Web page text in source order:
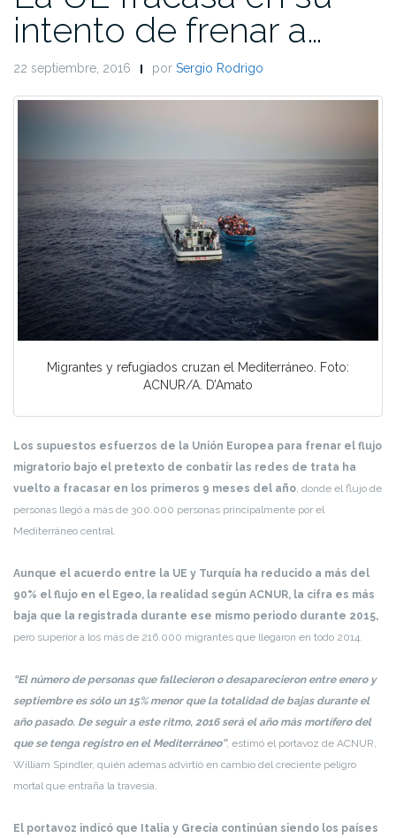
intento de frenar a…
22 septiembre, 2016 por Sergio Rodrigo
Migrantes y refugiados cruzan el Mediterráneo. Foto:
ACNUR/A. D’Amato
Los supuestos esfuerzos de la Unión Europea para frenar el flujo
migratorio bajo el pretexto de conbatir las redes de trata ha
vuelto a fracasar en los primeros 9 meses del año , donde el flujo de
personas llegó a más de 300.000 personas principalmente por el
Mediterráneo central.
Aunque el acuerdo entre la UE y Turquía ha reducido a más del
90% el flujo en el Egeo, la realidad según ACNUR, la cifra es más
baja que la registrada durante ese mismo periodo durante 2015,
pero superior a los más de 216.000 migrantes que llegaron en todo 2014.
“El número de personas que fallecieron o desaparecieron entre enero y
septiembre es sólo un 15% menor que la totalidad de bajas durante el
año pasado. De seguir a este ritmo, 2016 será el año más mortífero del
que se tenga registro en el Mediterráneo”, estimó el portavoz de ACNUR,
William Spindler, quién ademas advirtió en cambio del creciente peligro
mortal que entraña la travesía.
El portavoz indicó que Italia y Grecia continúan siendo los países